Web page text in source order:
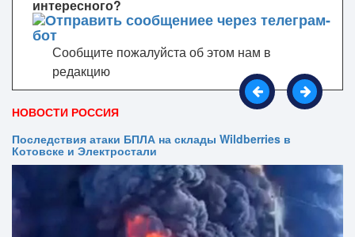
интересного?
Сообщите пожалуйста об этом нам в
редакцию
НОВОСТИ РОССИЯ
Последствия атаки БПЛА на склады Wildberries в
Котовске и Электростали